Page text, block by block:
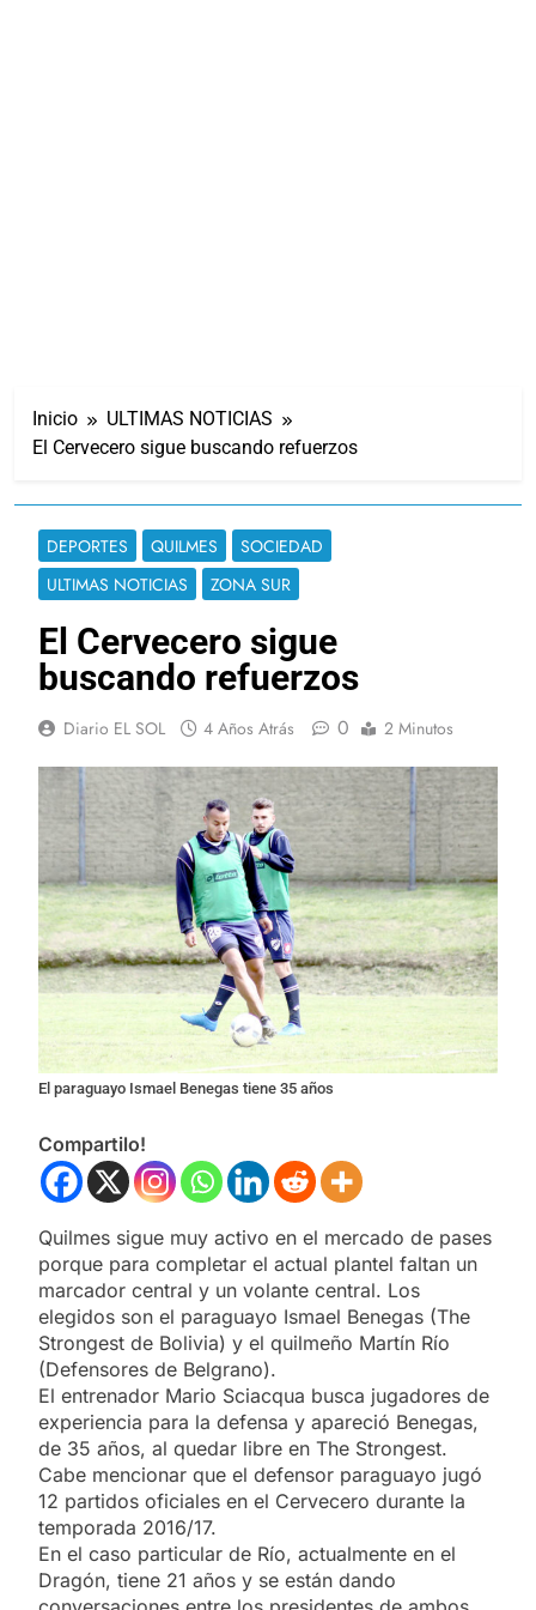
Inicio
ULTIMAS NOTICIAS
El Cervecero sigue buscando refuerzos
DEPORTES QUILMES
SOCIEDAD
ULTIMAS NOTICIAS
ZONA SUR
El Cervecero sigue
buscando refuerzos
Diario EL SOL 4 Años Atrás 0 2 Minutos
El paraguayo Ismael Benegas tiene 35 años
Compartilo!
Quilmes sigue muy activo en el mercado de pases
porque para completar el actual plantel faltan un
marcador central y un volante central. Los
elegidos son el paraguayo Ismael Benegas (The
Strongest de Bolivia) y el quilmeño Martín Río
(Defensores de Belgrano).
El entrenador Mario Sciacqua busca jugadores de
experiencia para la defensa y apareció Benegas,
de 35 años, al quedar libre en The Strongest.
Cabe mencionar que el defensor paraguayo jugó
12 partidos oficiales en el Cervecero durante la
temporada 2016/17.
En el caso particular de Río, actualmente en el
Dragón, tiene 21 años y se están dando